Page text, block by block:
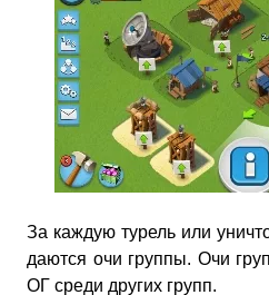
За каждую турель или
даются очи группы. Очи
ОГ среди других групп.